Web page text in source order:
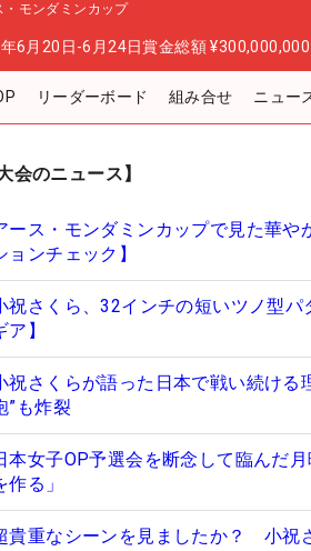
・モンダミンカップ
6月20日-6月24日賞金総額 ¥300,000,000
リーダーボード 組み合せ ニュー
会のニュース】
ース・モンダミンカップで見た華
ョンチェック】
祝さくら、32インチの短いツノ型
ア】
祝さくらが語った日本で戦い続け
”も炸裂
本女子OP予選会を断念して臨んだ
作る」
貴重なシーンを見ましたか？ 小祝